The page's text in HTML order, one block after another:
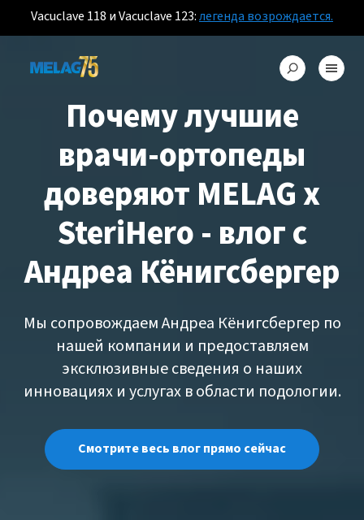
Vacuclave 118 и Vacuclave 123:легенда возрождается.
Почему лучшие
врачи-ортопеды
доверяют MELAG x
SteriHero - влог с
Андреа Кёнигсбергер
Мы сопровождаем Андреа Кёнигсбергер по
нашей компании и предоставляем
эксклюзивные сведения о наших
инновациях и услугах в области подологии.
Смотрите весь влог прямо сейчас